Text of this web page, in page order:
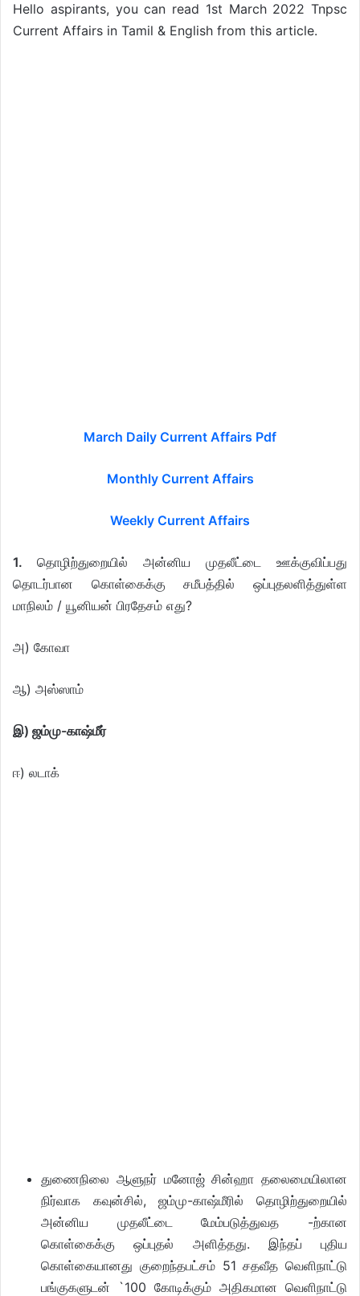
Hello aspirants, you can read 1st March 2022 Tnpsc
Current Affairs in Tamil & English from this article.
March Daily Current Affairs Pdf
Monthly Current Affairs
Weekly Current Affairs
1. தொழிற்துறையில் அன்னிய முதலீட்டை ஊக்குவிப்பது
தொடர்பான கொள்கைக்கு சமீபத்தில் ஒப்புதலளித்துள்ள
மாநிலம் / யூனியன் பிரதேசம் எது?
அ) கோவா
ஆ) அஸ்ஸாம்
இ) ஜம்மு-காஷ்மீர்
ஈ) லடாக்
துணைநிலை ஆளுநர் மனோஜ் சின்ஹா தலைமையிலான
நிர்வாக கவுன்சில், ஜம்மு-காஷ்மீரில் தொழிற்துறையில்
அன்னிய முதலீட்டை மேம்படுத்துவத -ற்கான
கொள்கைக்கு ஒப்புதல் அளித்தது. இந்தப் புதிய
கொள்கையானது குறைந்தபட்சம் 51 சதவீத வெளிநாட்டு
பங்குகளுடன் `100 கோடிக்கும் அதிகமான வெளிநாட்டு